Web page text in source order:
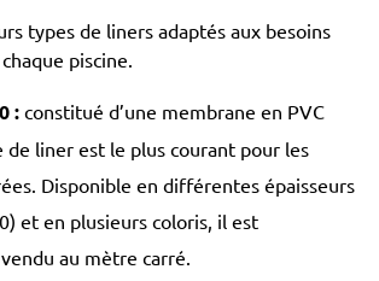
types de liners adaptés aux besoins
piscine.
: constitué d’une membrane en PVC
de liner est le plus courant pour les
Disponible en différentes épaisseurs
et en plusieurs coloris, il est
au mètre carré.